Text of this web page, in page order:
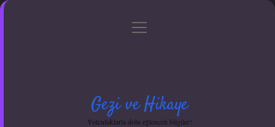
Gizlilik Politikası
menüyü
Gezi ve Hikaye
Yolculuklarla dolu eğlenceli bilgiler!